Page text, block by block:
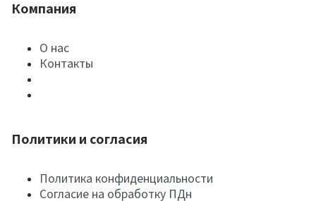
Компания
О нас
Контакты
Политики и согласия
Политика конфиденциальности
Согласие на обработку ПДн